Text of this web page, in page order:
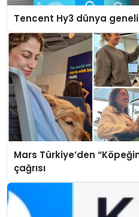
Tencent Hy3 dünya
Mars Türkiye’den
çağrısı